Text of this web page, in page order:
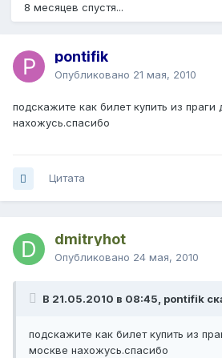
8 месяцев спустя...
pontifik
Опубликовано 21 мая, 2010
подскажите как билет купить из
нахожусь.спасибо
Цитата
dmitryhot
Опубликовано 24 мая, 2010
В 21.05.2010 в 08:45, pontifik
подскажите как билет купить из
москве нахожусь.спасибо